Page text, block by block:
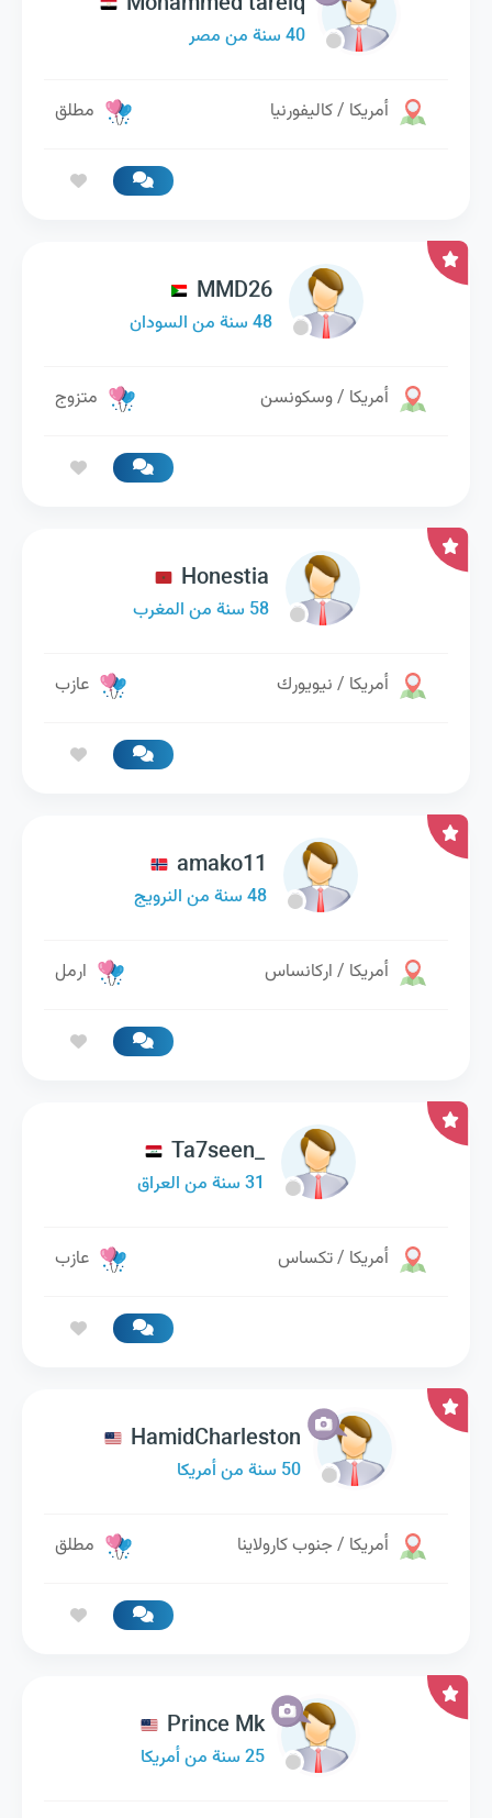
40 سنة من مصر
أمريكا / كاليفورنيا مطلق
MMD26
48 سنة من السودان
أمريكا / وسكونسن متزوج
Honestia
58 سنة من المغرب
أمريكا / نيويورك عازب
amako11
48 سنة من النرويج
أمريكا / اركانساس ارمل
Ta7seen_
31 سنة من العراق
أمريكا / تكساس عازب
HamidCharleston
50 سنة من أمريكا
أمريكا / جنوب كارولاينا مطلق
Prince Mk
25 سنة من أمريكا